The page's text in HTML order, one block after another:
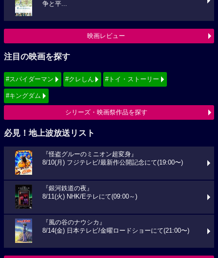
争と平...
映画レビュー
注目の映画を探す
#スパイダーマン #クレしん #トイ・ストーリー
#キングダム
シリーズ・映画祭作品を探す
必見！地上波放送リスト
『怪盗グルーのミニオン超変身』
8/10(月) フジテレビ/最新作公開記念にて(19:00〜)
『銀河鉄道の夜』
8/11(火) NHK/Eテレにて(09:00～)
『風の谷のナウシカ』
8/14(金) 日本テレビ/金曜ロードショーにて(21:00〜)